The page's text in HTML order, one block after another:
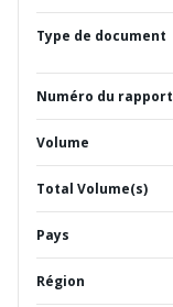
Type de document
Numéro du rapport
Volume
Total Volume(s)
Pays
Région